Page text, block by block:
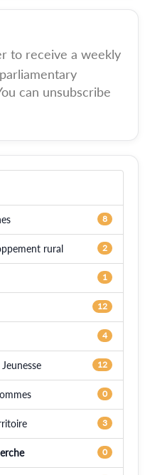
to receive a weekly
can unsubscribe
8
rural 2
1
12
4
12
0
3
0